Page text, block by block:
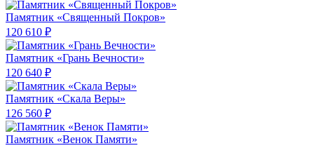
Памятник «Священный Покров»
120 610 ₽
Памятник «Грань Вечности»
120 640 ₽
Памятник «Скала Веры»
126 560 ₽
Памятник «Венок Памяти»